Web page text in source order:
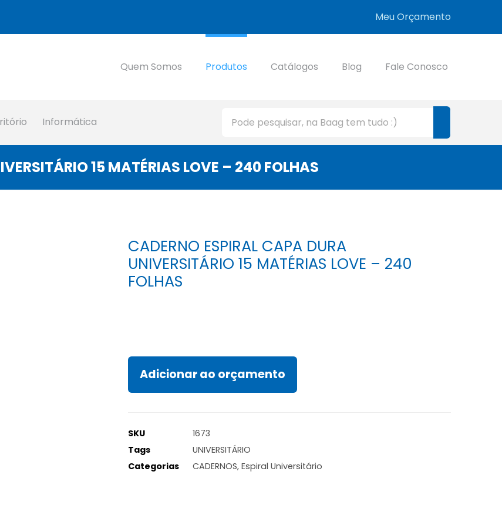
Meu Orçamento
Quem Somos Produtos Catálogos Blog Fale Conosco
Informática
15 MATÉRIAS LOVE – 240 FOLHAS
CADERNO ESPIRAL CAPA DURA
UNIVERSITÁRIO 15 MATÉRIAS LOVE – 240
FOLHAS
Adicionar ao orçamento
SKU
1673
Tags
UNIVERSITÁRIO
Categorias
CADERNOS,Espiral Universitário